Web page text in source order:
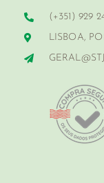
(+351) 929
LISBOA,